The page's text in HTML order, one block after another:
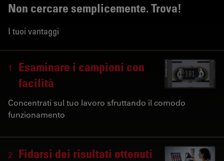
Non cercare semplicemente. Trova!
I tuoi vantaggi
1
Esaminare i campioni con
facilità
Concentrati sul tuo lavoro sfruttando il comodo
funzionamento
2 Fidarsi dei risultati ottenuti